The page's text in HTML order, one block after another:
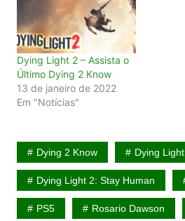
Dying Light 2 – Assista o
Último Dying 2 Know
13 de janeiro de 2022
Em "Notícias"
Dying 2 Know Dying
Dying Light 2: Stay Human
PS5 Rosario Dawson